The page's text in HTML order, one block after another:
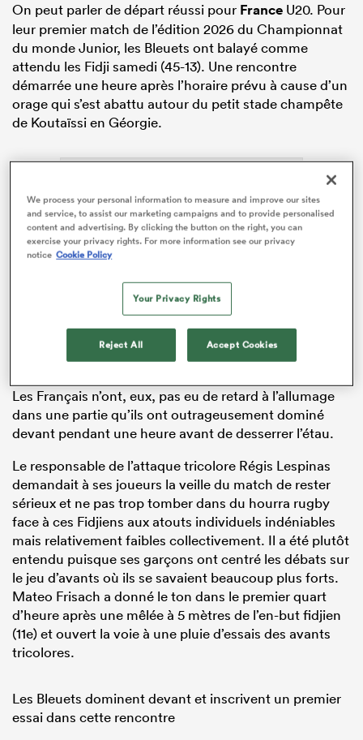
On peut parler de départ réussi pour France U20. Pour
leur premier match de l’édition 2026 du Championnat
du monde Junior, les Bleuets ont balayé comme
attendu les Fidji samedi (45-13). Une rencontre
démarrée une heure après l’horaire prévu à cause d’un
orage qui s’est abattu autour du petit stade champête
de Koutaïssi en Géorgie.
Les Français n’ont, eux, pas eu de retard à l’allumage
dans une partie qu’ils ont outrageusement dominé
devant pendant une heure avant de desserrer l’étau.
Le responsable de l’attaque tricolore Régis Lespinas
demandait à ses joueurs la veille du match de rester
sérieux et ne pas trop tomber dans du hourra rugby
face à ces Fidjiens aux atouts individuels indéniables
mais relativement faibles collectivement. Il a été plutôt
entendu puisque ses garçons ont centré les débats sur
le jeu d’avants où ils se savaient beaucoup plus forts.
Mateo Frisach a donné le ton dans le premier quart
d’heure après une mêlée à 5 mètres de l’en-but fidjien
(11e) et ouvert la voie à une pluie d’essais des avants
tricolores.
Les Bleuets dominent devant et inscrivent un premier
essai dans cette rencontre
We process your personal information to measure and improve our sites
and service, to assist our marketing campaigns and to provide personalised
content and advertising. By clicking the button on the right, you can
exercise your privacy rights. For more information see our privacy
notice Cookie Policy
Your Privacy Rights
Reject All Accept Cookies